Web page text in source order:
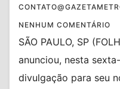
NENHUM COMENTÁRIO
SÃO PAULO, SP
anunciou, nesta
divulgação para seu